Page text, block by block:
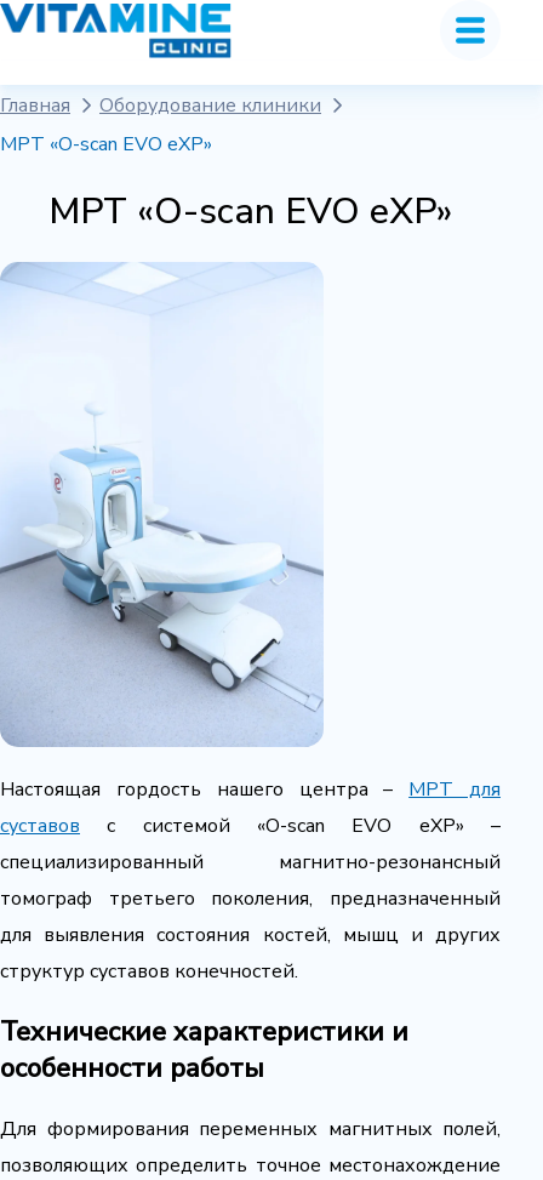
Главная
Оборудование клиники
МРТ «O-scan EVO eXP»
МРТ «O-scan EVO eXP»
Настоящая гордость нашего центра – МРТ для
суставов с системой «O-scan EVO eXP» –
специализированный магнитно-резонансный
томограф третьего поколения, предназначенный
для выявления состояния костей, мышц и других
структур суставов конечностей.
Технические характеристики и
особенности работы
Для формирования переменных магнитных полей,
позволяющих определить точное местонахождение